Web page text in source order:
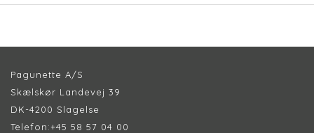
Pagunette A/S
Skælskør Landevej 39
DK-4200 Slagelse
Telefon:+45 58 57 04 00